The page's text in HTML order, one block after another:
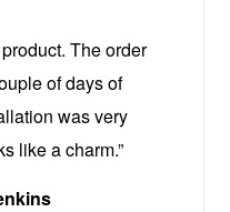
The order
of days of
was very
like a charm.”